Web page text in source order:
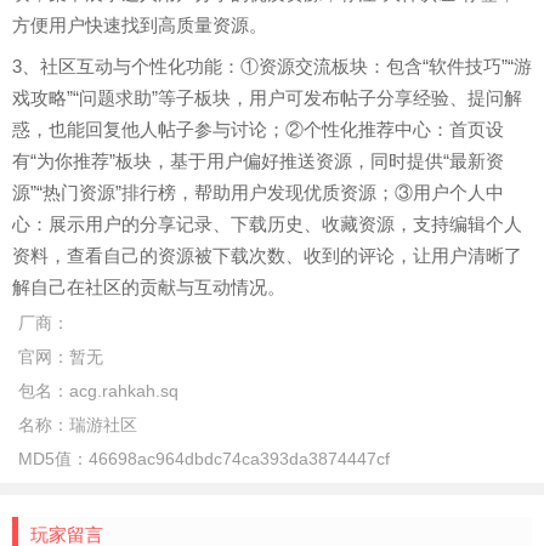
方便用户快速找到高质量资源。
3、社区互动与个性化功能：①资源交流板块：包含“软件技巧”“游
戏攻略”“问题求助”等子板块，用户可发布帖子分享经验、提问解
惑，也能回复他人帖子参与讨论；②个性化推荐中心：首页设
有“为你推荐”板块，基于用户偏好推送资源，同时提供“最新资
源”“热门资源”排行榜，帮助用户发现优质资源；③用户个人中
心：展示用户的分享记录、下载历史、收藏资源，支持编辑个人
资料，查看自己的资源被下载次数、收到的评论，让用户清晰了
解自己在社区的贡献与互动情况。
厂商：
官网： 暂无
包名： acg.rahkah.sq
名称： 瑞游社区
MD5值： 46698ac964dbdc74ca393da3874447cf
玩家留言